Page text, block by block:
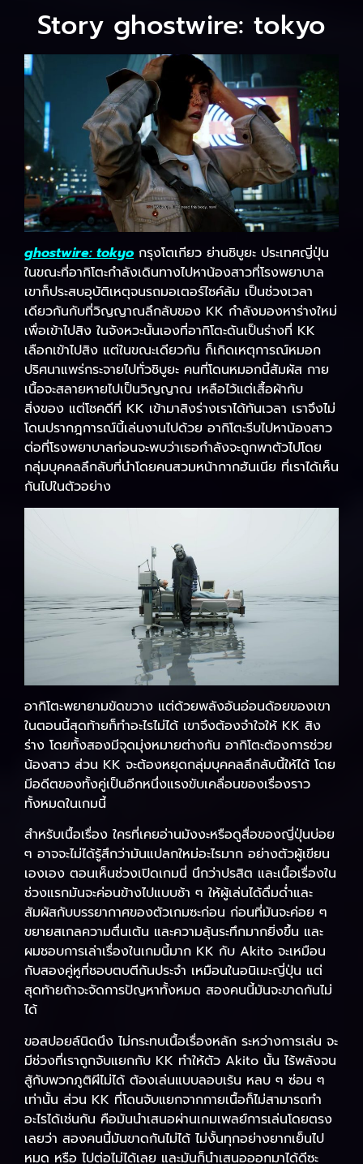
Story ghostwire: tokyo
ghostwire: tokyo กรุงโตเกียว ย่านชิบูยะ ประเทศญี่ปุ่น
ในขณะที่อากิโตะกำลังเดินทางไปหาน้องสาวที่โรงพยาบาล
เขาก็ประสบอุบัติเหตุจนรถมอเตอร์ไซค์ล้ม เป็นช่วงเวลา
เดียวกันกับที่วิญญาณลึกลับของ KK กำลังมองหาร่างใหม่
เพื่อเข้าไปสิง ในจังหวะนั้นเองที่อากิโตะดันเป็นร่างที่ KK
เลือกเข้าไปสิง แต่ในขณะเดียวกัน ก็เกิดเหตุการณ์หมอก
ปริศนาแพร่กระจายไปทั่วชิบูยะ คนที่โดนหมอกนี้สัมผัส กาย
เนื้อจะสลายหายไปเป็นวิญญาณ เหลือไว้แต่เสื้อผ้ากับ
สิ่งของ แต่โชคดีที่ KK เข้ามาสิงร่างเราได้ทันเวลา เราจึงไม่
โดนปรากฎการณ์นี้เล่นงานไปด้วย อากิโตะรีบไปหาน้องสาว
ต่อที่โรงพยาบาลก่อนจะพบว่าเธอกำลังจะถูกพาตัวไปโดย
กลุ่มบุคคลลึกลับที่นำโดยคนสวมหน้ากากฮันเนีย ที่เราได้เห็น
กันไปในตัวอย่าง
อากิโตะพยายามขัดขวาง แต่ด้วยพลังอันอ่อนด้อยของเขา
ในตอนนี้สุดท้ายก็ทำอะไรไม่ได้ เขาจึงต้องจำใจให้ KK สิง
ร่าง โดยทั้งสองมีจุดมุ่งหมายต่างกัน อากิโตะต้องการช่วย
น้องสาว ส่วน KK จะต้องหยุดกลุ่มบุคคลลึกลับนี้ให้ได้ โดย
มีอดีตของทั้งคู่เป็นอีกหนึ่งแรงขับเคลื่อนของเรื่องราว
ทั้งหมดในเกมนี้
สำหรับเนื้อเรื่อง ใครที่เคยอ่านมังงะหรือดูสื่อของญี่ปุ่นบ่อย
ๆ อาจจะไม่ได้รู้สึกว่ามันแปลกใหม่อะไรมาก อย่างตัวผู้เขียน
เองเอง ตอนเห็นช่วงเปิดเกมนี่ นึกว่าปรสิต และเนื้อเรื่องใน
ช่วงแรกมันจะค่อนข้างไปแบบช้า ๆ ให้ผู้เล่นได้ดื่มด่ำและ
สัมผัสกับบรรยากาศของตัวเกมซะก่อน ก่อนที่มันจะค่อย ๆ
ขยายสเกลความตื่นเต้น และความลุ้นระทึกมากยิ่งขึ้น และ
ผมชอบการเล่าเรื่องในเกมนี้มาก KK กับ Akito จะเหมือน
กับสองคู่หูที่ชอบตบตีกันประจำ เหมือนในอนิเมะญี่ปุ่น แต่
สุดท้ายถ้าจะจัดการปัญหาทั้งหมด สองคนนี้มันจะขาดกันไม่
ได้
ขอสปอยล์นิดนึง ไม่กระทบเนื้อเรื่องหลัก ระหว่างการเล่น จะ
มีช่วงที่เราถูกจับแยกกับ KK ทำให้ตัว Akito นั้น ไร้พลังจน
สู้กับพวกภูติผีไม่ได้ ต้องเล่นแบบลอบเร้น หลบ ๆ ซ่อน ๆ
เท่านั้น ส่วน KK ที่โดนจับแยกจากกายเนื้อก็ไม่สามารถทำ
อะไรได้เช่นกัน คือมันนำเสนอผ่านเกมเพลย์การเล่นโดยตรง
เลยว่า สองคนนี้มันขาดกันไม่ได้ ไม่งั้นทุกอย่างยากเย็นไป
หมด หรือ ไปต่อไม่ได้เลย และมันก็นำเสนอออกมาได้ดีซะ